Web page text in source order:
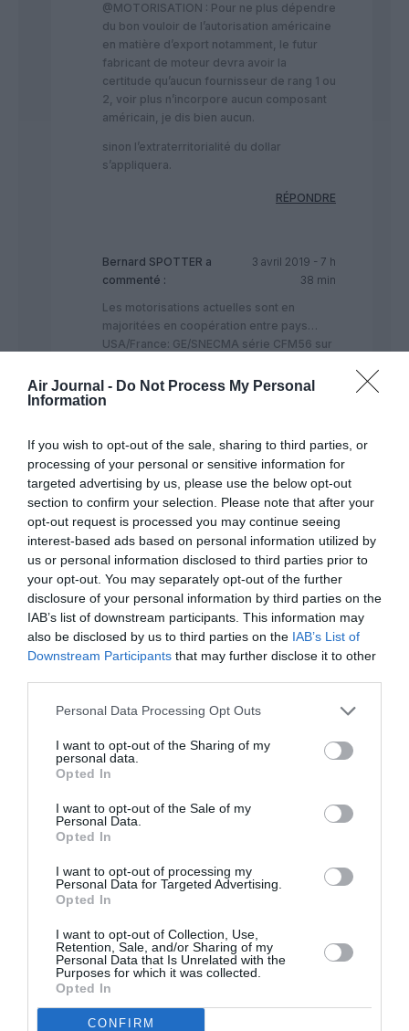
Air Journal - Do Not Process My Personal
Information
If you wish to opt-out of the sale, sharing to third parties, or
processing of your personal or sensitive information for
targeted advertising by us, please use the below opt-out
section to confirm your selection. Please note that after your
opt-out request is processed you may continue seeing
interest-based ads based on personal information utilized by
us or personal information disclosed to third parties prior to
your opt-out. You may separately opt-out of the further
disclosure of your personal information by third parties on the
IAB’s list of downstream participants. This information may
also be disclosed by us to third parties on the IAB’s List of
Downstream Participants that may further disclose it to other
Personal Data Processing Opt Outs
I want to opt-out of the Sharing of my
personal data.
Opted In
I want to opt-out of the Sale of my
Personal Data.
Opted In
I want to opt-out of processing my
Personal Data for Targeted Advertising.
Opted In
I want to opt-out of Collection, Use,
Retention, Sale, and/or Sharing of my
Personal Data that Is Unrelated with the
Purposes for which it was collected.
Opted In
CONFIRM
@MOTORISATION : Pour ne plus dépendre
du bon vouloir de l’autorisation américaine
en matière d’export notamment, le futur
fabricant de moteur devra avoir la
certitude qu’aucun fournisseur de rang 1 ou
2, voir plus n’incorpore aucun composant
américain, je dis bien aucun.
sinon l’extraterritorialité du dollar
s’appliquera.
RÉPONDRE
Bernard SPOTTER a
commenté :
3 avril 2019 - 7 h
38 min
Les motorisations actuelles sont en
majoritées en coopération entre pays…
USA/France: GE/SNECMA série CFM56 sur
NG et aussi sur les
A318/319/320/321CEO…CFM aux USA à
trouve sur les B757/767/747 série
200/300/400/SP sans oublier Loockeed
L1011 Tristar équipé exclusivement de RR-
RB dès sa sortie…Le moteur LEAP
MAX/NEO est un ensemble montage de GE
& PW…RR étant seul a fabriquer les TRENT
toutes séries…Sauf erreur, certains avions
Russes volent avec des moteurs en
coopérations avec RR…L’Europe peut très
bien avec une plus grande coopération
proposer des moteurs Made In EUROPE en
y incluant la Russie voir autres partenaires
région AURA…///…
RÉPONDRE
Bencelloa commenté :
3 avril 2019 - 10 h 19
Bonne idée.
Quand on voit les déboires du consortium
RR/Safran/MTU/avio /ITP (!!!) pour le moteur de
pas toujours la panacée (contre exemple CFM).
autre solution : que Safran rachète Rolls-Royce qui
n’en finit plus depuis des années d’accumuler les
Pas sûr cependant que les Britanniques acceptent